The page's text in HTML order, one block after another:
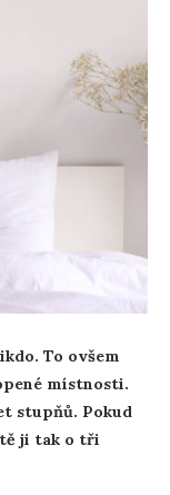
To ovšem
místnosti.
stupňů. Pokud
ji tak o tři